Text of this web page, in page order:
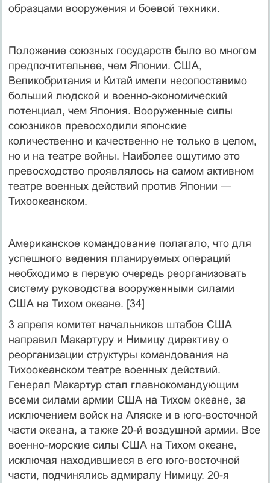
образцами вооружения и боевой техники.
Положение союзных государств было во многом
предпочтительнее, чем Японии. США,
Великобритания и Китай имели несопоставимо
больший людской и военно-экономический
потенциал, чем Япония. Вооруженные силы
союзников превосходили японские
количественно и качественно не только в целом,
но и на театре войны. Наиболее ощутимо это
превосходство проявлялось на самом активном
театре военных действий против Японии —
Тихоокеанском.
Американское командование полагало, что для
успешного ведения планируемых операций
необходимо в первую очередь реорганизовать
систему руководства вооруженными силами
США на Тихом океане. [34]
3 апреля комитет начальников штабов США
направил Макартуру и Нимицу директиву о
реорганизации структуры командования на
Тихоокеанском театре военных действий.
Генерал Макартур стал главнокомандующим
всеми силами армии США на Тихом океане, за
исключением войск на Аляске и в юго-восточной
части океана, а также 20-й воздушной армии. Все
военно-морские силы США на Тихом океане,
исключая находившиеся в его юго-восточной
части, подчинялись адмиралу Нимицу. 20-я